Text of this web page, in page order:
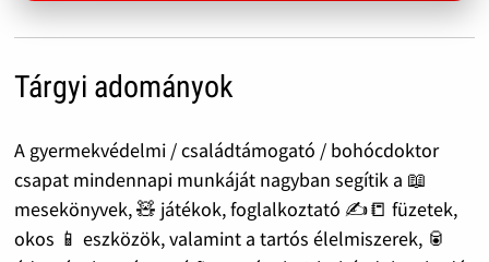
Tárgyi adományok
A gyermekvédelmi / családtámogató / bohócdoktor
csapat mindennapi munkáját nagyban segítik a 📖
mesekönyvek, 🧸 játékok, foglalkoztató ✍️📒 füzetek,
okos 📱 eszközök, valamint a tartós élelmiszerek, 🥫